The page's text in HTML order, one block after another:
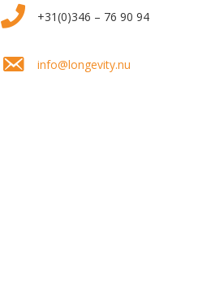
+31(0)346 – 76 90 94
info@longevity.nu